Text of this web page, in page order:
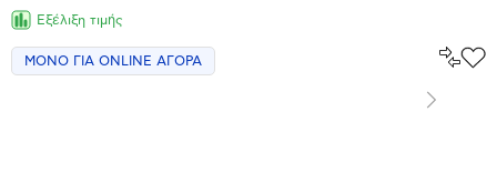
Εξέλιξη τιμής
ΜΟΝΟ ΓΙΑ ONLINE ΑΓΟΡΑ
Επόμενο